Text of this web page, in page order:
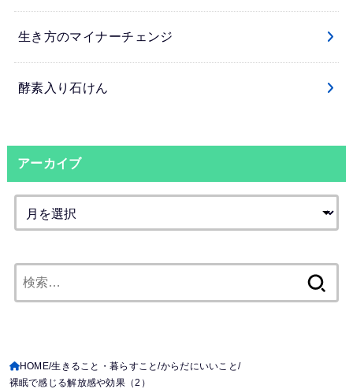
生き方のマイナーチェンジ
酵素入り石けん
アーカイブ
索:
HOME 生きること・暮らすこと からだにいいこと
裸眠で感じる解放感や効果（2）